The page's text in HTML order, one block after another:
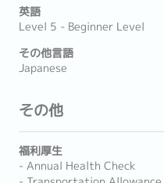
英語
Level 5 - Beginner Level
その他言語
Japanese
その他
福利厚生
- Annual Health Check